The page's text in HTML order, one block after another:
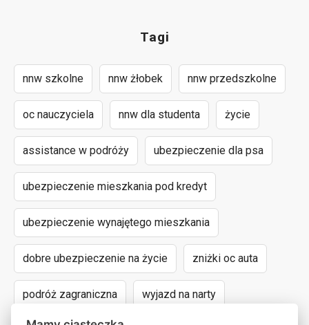
Tagi
nnw szkolne nnw żłobek nnw przedszkolne
oc nauczyciela nnw dla studenta życie
assistance w podróży ubezpieczenie dla psa
ubezpieczenie mieszkania pod kredyt
ubezpieczenie wynajętego mieszkania
dobre ubezpieczenie na życie zniżki oc auta
podróż zagraniczna wyjazd na narty